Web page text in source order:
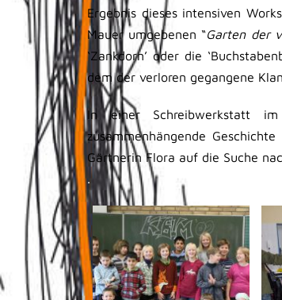
Ergebnis dieses intensiven
Mauer umgebenen “Garten der
‘Zankdorn’ oder die
dem der verloren gegangene
In einer Schreibwerkstatt
zusammenhängende
Gärtnerin Flora auf die Suche
.